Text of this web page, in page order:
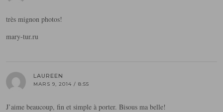
très mignon photos!
mary-tur.ru
LAUREEN
MARS 9, 2014 / 8:55
J’aime beaucoup, fin et simple à porter. Bisous ma belle!